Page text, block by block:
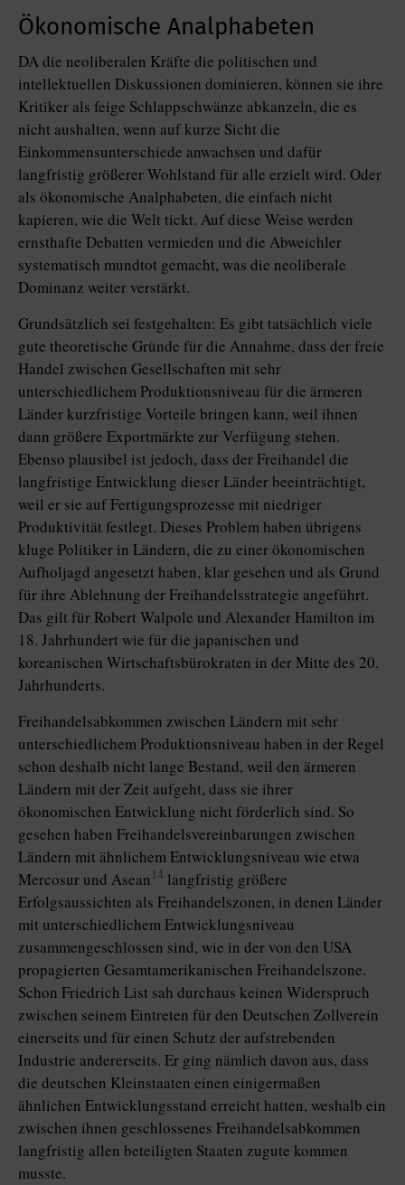
Ökonomische Analphabeten
DA die neoliberalen Kräfte die politischen und
intellektuellen Diskussionen dominieren, können sie ihre
Kritiker als feige Schlappschwänze abkanzeln, die es
nicht aushalten, wenn auf kurze Sicht die
Einkommensunterschiede anwachsen und dafür
langfristig größerer Wohlstand für alle erzielt wird. Oder
als ökonomische Analphabeten, die einfach nicht
kapieren, wie die Welt tickt. Auf diese Weise werden
ernsthafte Debatten vermieden und die Abweichler
systematisch mundtot gemacht, was die neoliberale
Dominanz weiter verstärkt.
Grundsätzlich sei festgehalten: Es gibt tatsächlich viele
gute theoretische Gründe für die Annahme, dass der freie
Handel zwischen Gesellschaften mit sehr
unterschiedlichem Produktionsniveau für die ärmeren
Länder kurzfristige Vorteile bringen kann, weil ihnen
dann größere Exportmärkte zur Verfügung stehen.
Ebenso plausibel ist jedoch, dass der Freihandel die
langfristige Entwicklung dieser Länder beeinträchtigt,
weil er sie auf Fertigungsprozesse mit niedriger
Produktivität festlegt. Dieses Problem haben übrigens
kluge Politiker in Ländern, die zu einer ökonomischen
Aufholjagd angesetzt haben, klar gesehen und als Grund
für ihre Ablehnung der Freihandelsstrategie angeführt.
Das gilt für Robert Walpole und Alexander Hamilton im
18. Jahrhundert wie für die japanischen und
koreanischen Wirtschaftsbürokraten in der Mitte des 20.
Jahrhunderts.
Freihandelsabkommen zwischen Ländern mit sehr
unterschiedlichem Produktionsniveau haben in der Regel
schon deshalb nicht lange Bestand, weil den ärmeren
Ländern mit der Zeit aufgeht, dass sie ihrer
ökonomischen Entwicklung nicht förderlich sind. So
gesehen haben Freihandelsvereinbarungen zwischen
Ländern mit ähnlichem Entwicklungsniveau wie etwa
Mercosur und Asean 14 langfristig größere
Erfolgsaussichten als Freihandelszonen, in denen Länder
mit unterschiedlichem Entwicklungsniveau
zusammengeschlossen sind, wie in der von den USA
propagierten Gesamtamerikanischen Freihandelszone.
Schon Friedrich List sah durchaus keinen Widerspruch
zwischen seinem Eintreten für den Deutschen Zollverein
einerseits und für einen Schutz der aufstrebenden
Industrie andererseits. Er ging nämlich davon aus, dass
die deutschen Kleinstaaten einen einigermaßen
ähnlichen Entwicklungsstand erreicht hatten, weshalb ein
zwischen ihnen geschlossenes Freihandelsabkommen
langfristig allen beteiligten Staaten zugute kommen
musste.